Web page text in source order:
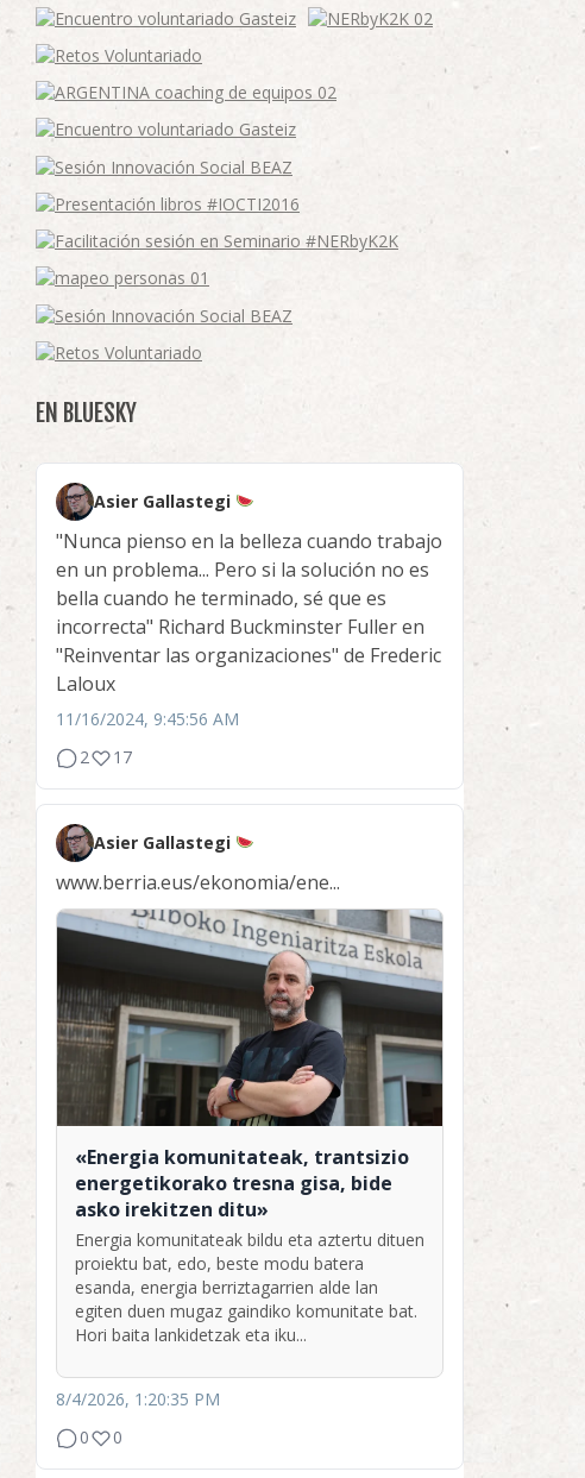
EN BLUESKY
Asier Gallastegi
"Nunca pienso en la belleza cuando trabajo
en un problema... Pero si la solución no es
bella cuando he terminado, sé que es
incorrecta" Richard Buckminster Fuller en
"Reinventar las organizaciones" de Frederic
Laloux
11/16/2024, 9:45:56 AM
2
17
Asier Gallastegi
www.berria.eus/ekonomia/ene...
«Energia komunitateak, trantsizio
energetikorako tresna gisa, bide
asko irekitzen ditu»
Energia komunitateak bildu eta aztertu dituen
proiektu bat, edo, beste modu batera
esanda, energia berriztagarrien alde lan
egiten duen mugaz gaindiko komunitate bat.
Hori baita lankidetzak eta iku...
8/4/2026, 1:20:35 PM
0
0